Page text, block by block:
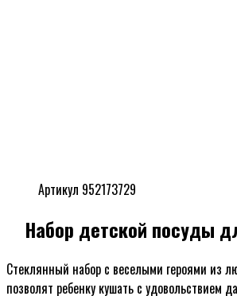
Артикул 952173729
Набор детской посуды
Стеклянный набор с веселыми героями из
позволят ребенку кушать с удовольствием